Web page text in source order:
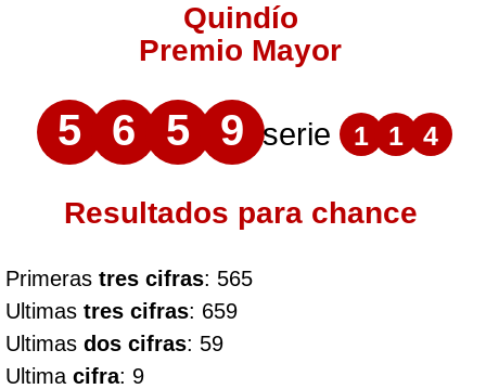
Quindío
Premio Mayor
5 6 5 9 serie 1 1 4
Resultados para chance
Primeras tres cifras: 565
Ultimas tres cifras: 659
Ultimas dos cifras: 59
Ultima cifra: 9